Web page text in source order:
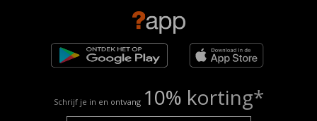
Schrijf je in en ontvang 10% korting*